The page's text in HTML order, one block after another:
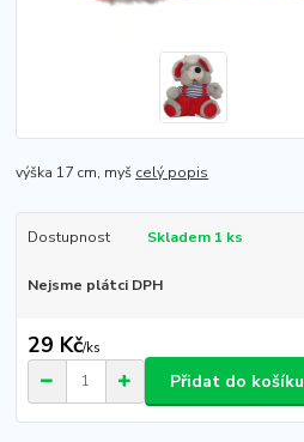
výška 17 cm, myš celý popis
Dostupnost Skladem 1 ks
Nejsme plátci DPH
29 Kč/ks
Přidat do košíku